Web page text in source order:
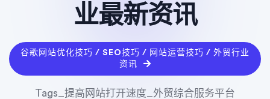
业最新资讯
谷歌网站优化技巧 / SEO技巧 / 网站运营技巧 / 外贸行业
资讯
Tags_提高网站打开速度_外贸综合服务平台